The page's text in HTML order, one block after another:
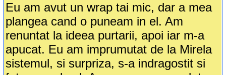
Eu am avut un wrap tai mic, dar a mea
plangea cand o puneam in el. Am
renuntat la ideea purtarii, apoi iar m-a
apucat. Eu am imprumutat de la Mirela
sistemul, si surpriza, s-a indragostit si